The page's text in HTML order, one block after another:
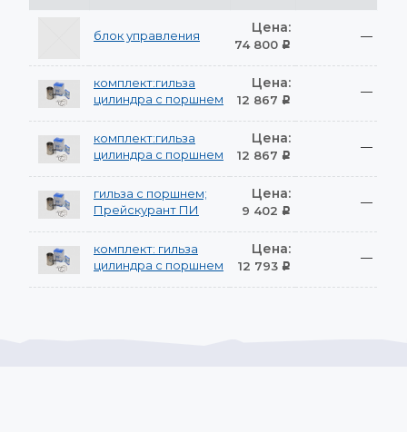
блок управления Цена:
74 800 Р
—
комплект:гильза
цилиндра с поршнем
Цена:
12 867 Р
—
комплект:гильза
цилиндра с поршнем
Цена:
12 867 Р
—
гильза с поршнем;
Прейскурант ПИ
Цена:
9 402 Р
—
комплект: гильза
цилиндра с поршнем
Цена:
12 793 Р
—